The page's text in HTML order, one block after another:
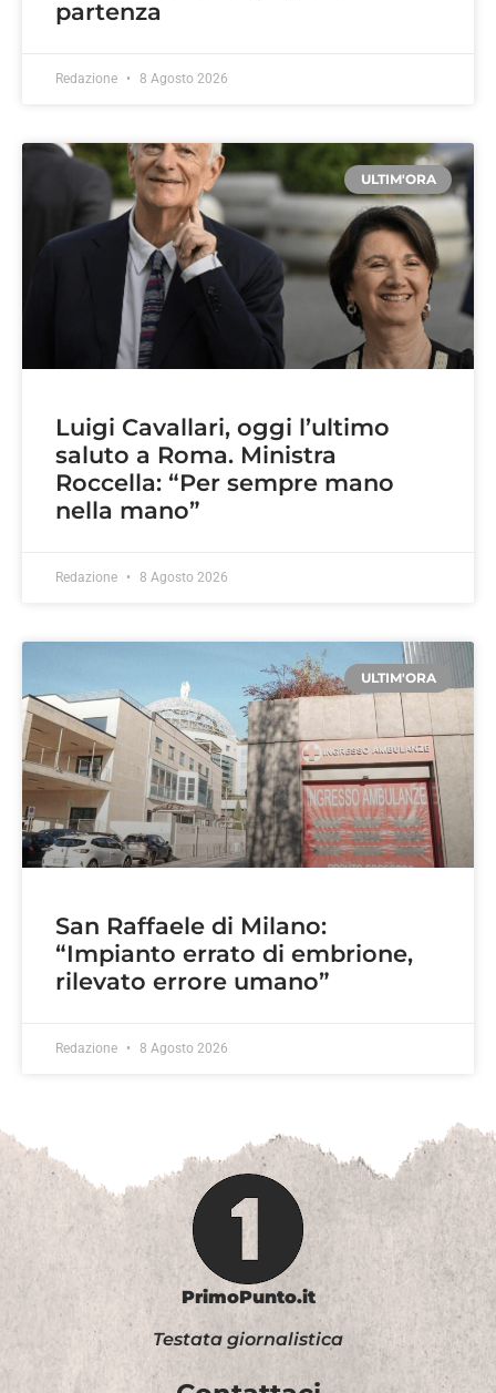
partenza
Redazione 8 Agosto 2026
ULTIM'ORA
Luigi Cavallari, oggi l’ultimo
saluto a Roma. Ministra
Roccella: “Per sempre mano
nella mano”
Redazione 8 Agosto 2026
ULTIM'ORA
San Raffaele di Milano:
“Impianto errato di embrione,
rilevato errore umano”
Redazione 8 Agosto 2026
PrimoPunto.it
Testata giornalistica